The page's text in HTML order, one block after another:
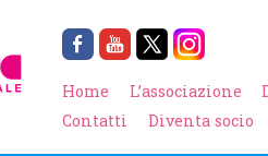
Home L’associazione
Contatti
Diventa socio